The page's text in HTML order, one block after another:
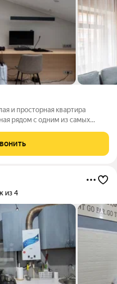
и просторная квартира
рядом с одним из самых
подойдет для комфортной
из 4